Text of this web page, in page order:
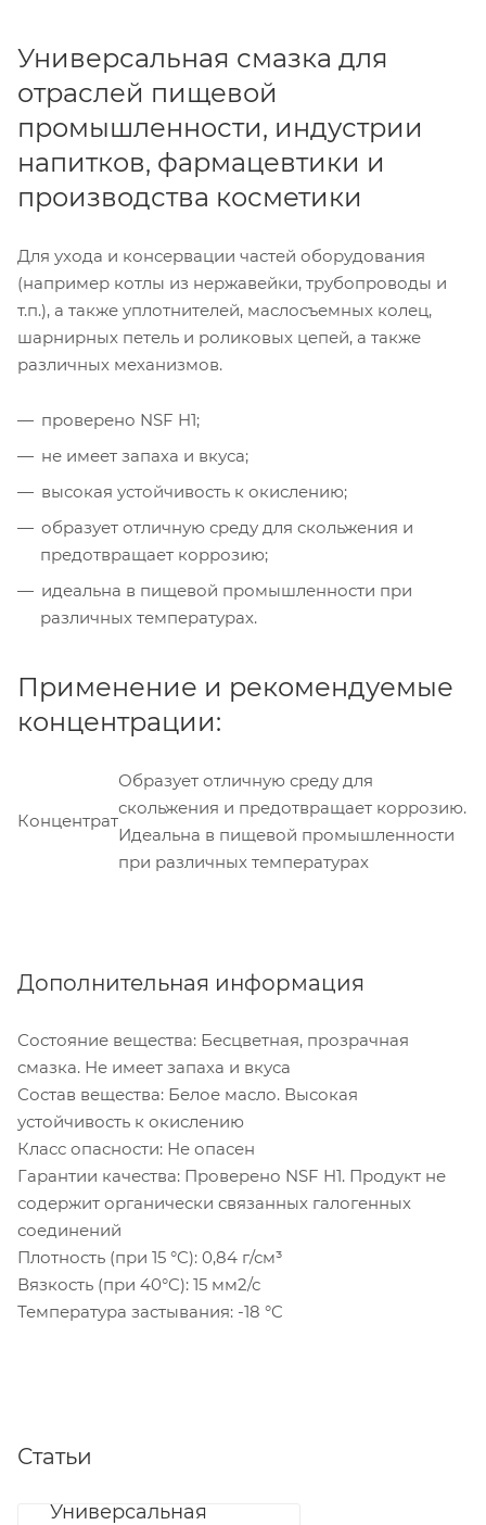
Универсальная смазка для
отраслей пищевой
промышленности, индустрии
напитков, фармацевтики и
производства косметики
Для ухода и консервации частей оборудования
(например котлы из нержавейки, трубопроводы и
т.п.), а также уплотнителей, маслосъемных колец,
шарнирных петель и роликовых цепей, а также
различных механизмов.
проверено NSF H1;
не имеет запаха и вкуса;
высокая устойчивость к окислению;
образует отличную среду для скольжения и
предотвращает коррозию;
идеальна в пищевой промышленности при
различных температурах.
Применение и рекомендуемые
концентрации:
Концентрат
Образует отличную среду для
скольжения и предотвращает коррозию.
Идеальна в пищевой промышленности
при различных температурах
Дополнительная информация
Состояние вещества: Бесцветная, прозрачная
смазка. Не имеет запаха и вкуса
Состав вещества: Белое масло. Высокая
устойчивость к окислению
Класс опасности: Не опасен
Гарантии качества: Проверено NSF H1. Продукт не
содержит органически связанных галогенных
соединений
Плотность (при 15 °C): 0,84 г/см³
Вязкость (при 40°C): 15 мм2/с
Температура застывания: -18 °C
Статьи
Универсальная